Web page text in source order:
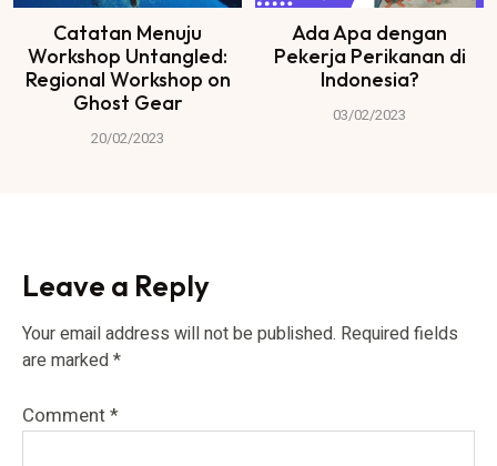
Catatan Menuju
Workshop Untangled:
Regional Workshop on
Ghost Gear
20/02/2023
Ada Apa dengan
Pekerja Perikanan di
Indonesia?
03/02/2023
Leave a Reply
Your email address will not be published. Required fields
are marked*
Comment*